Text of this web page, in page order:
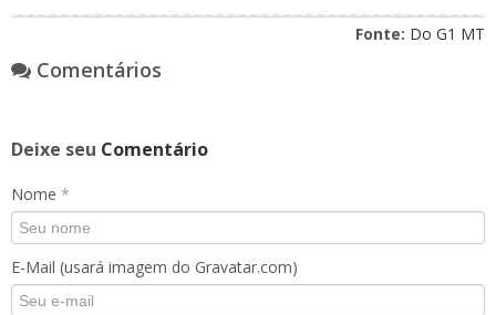
Fonte: Do G1 MT
Comentários
Deixe seu Comentário
Nome *
E-Mail (usará imagem do Gravatar.com)